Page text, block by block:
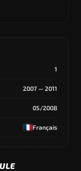
1
2007 — 2011
05/2008
Français